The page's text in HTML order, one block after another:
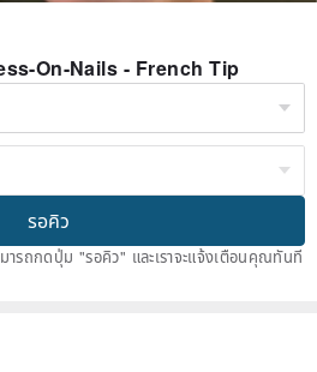
On-Nails - French Tip
รอคิว
รถกดปุ่ม "รอคิว" และเราจะแจ้งเตือนคุณทันที